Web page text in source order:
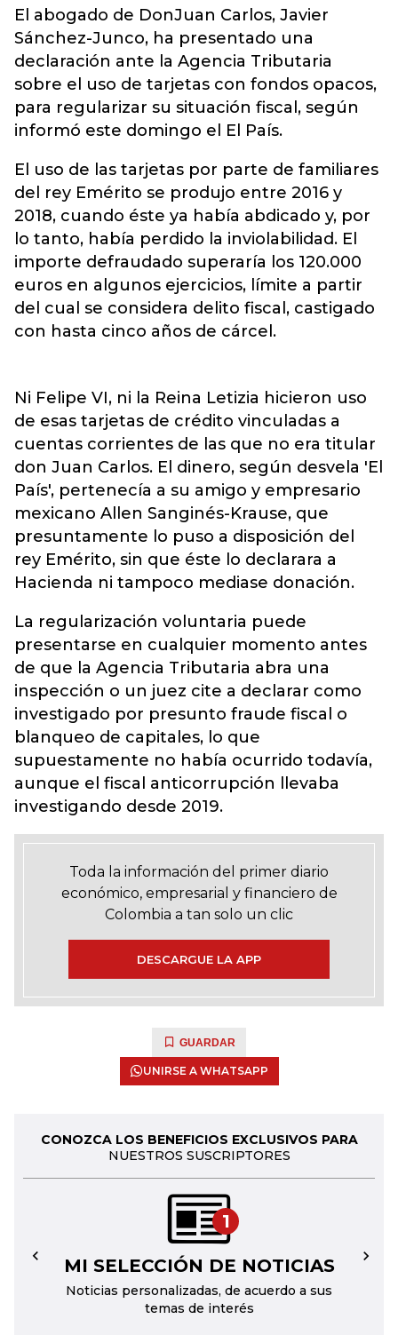
El abogado de DonJuan Carlos, Javier
Sánchez-Junco, ha presentado una
declaración ante la Agencia Tributaria
sobre el uso de tarjetas con fondos opacos,
para regularizar su situación fiscal, según
informó este domingo el El País.
El uso de las tarjetas por parte de familiares
del rey Emérito se produjo entre 2016 y
2018, cuando éste ya había abdicado y, por
lo tanto, había perdido la inviolabilidad. El
importe defraudado superaría los 120.000
euros en algunos ejercicios, límite a partir
del cual se considera delito fiscal, castigado
con hasta cinco años de cárcel.
Ni Felipe VI, ni la Reina Letizia hicieron uso
de esas tarjetas de crédito vinculadas a
cuentas corrientes de las que no era titular
don Juan Carlos. El dinero, según desvela 'El
País', pertenecía a su amigo y empresario
mexicano Allen Sanginés-Krause, que
presuntamente lo puso a disposición del
rey Emérito, sin que éste lo declarara a
Hacienda ni tampoco mediase donación.
La regularización voluntaria puede
presentarse en cualquier momento antes
de que la Agencia Tributaria abra una
inspección o un juez cite a declarar como
investigado por presunto fraude fiscal o
blanqueo de capitales, lo que
supuestamente no había ocurrido todavía,
aunque el fiscal anticorrupción llevaba
investigando desde 2019.
Toda la información del primer diario
económico, empresarial y financiero de
Colombia a tan solo un clic
DESCARGUE LA APP
GUARDAR
UNIRSE A WHATSAPP
CONOZCA LOS BENEFICIOS EXCLUSIVOS PARA
NUESTROS SUSCRIPTORES
1
MI SELECCIÓN DE NOTICIAS
Noticias personalizadas, de acuerdo a sus
temas de interés
← →